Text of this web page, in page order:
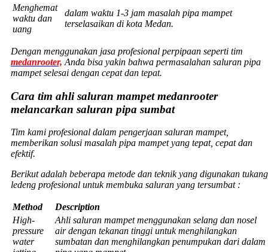
Menghemat
waktu dan
uang
dalam waktu 1-3 jam masalah pipa mampet
terselasaikan di kota Medan.
Dengan menggunakan jasa profesional perpipaan seperti tim
medanrooter, Anda bisa yakin bahwa permasalahan saluran pipa
mampet selesai dengan cepat dan tepat.
Cara tim ahli saluran mampet medanrooter
melancarkan saluran pipa sumbat
Tim kami profesional dalam pengerjaan saluran mampet,
memberikan solusi masalah pipa mampet yang tepat, cepat dan
efektif.
Berikut adalah beberapa metode dan teknik yang digunakan tukang
ledeng profesional untuk membuka saluran yang tersumbat :
Method
Description
High-
pressure
water
Ahli saluran mampet menggunakan selang dan nosel
air dengan tekanan tinggi untuk menghilangkan
sumbatan dan menghilangkan penumpukan dari dalam